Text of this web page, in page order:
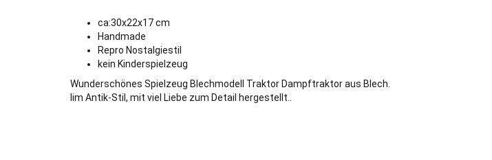
ca:30x22x17 cm
Handmade
Repro Nostalgiestil
kein Kinderspielzeug
Wunderschönes Spielzeug Blechmodell Traktor Dampftraktor aus Blech.
Iim Antik-Stil, mit viel Liebe zum Detail hergestellt..